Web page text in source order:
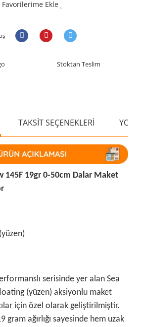
Favorilerime Ekle
Stoktan Teslim
TAKSİT SEÇENEKLERİ
145F 19gr 0-50cm Dalar Maket
serisinde yer alan Sea
(yüzen) aksiyonlu maket
için özel olarak geliştirilmiştir.
gram ağırlığı sayesinde hem uzak